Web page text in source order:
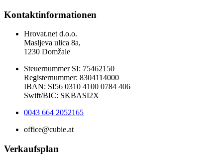
Kontaktinformationen
Hrovat.net d.o.o.
Masljeva ulica 8a,
1230 Domžale
Steuernummer SI: 75462150
Registernummer: 8304114000
IBAN: SI56 0310 4100 0784 406
Swift/BIC: SKBASI2X
0043 664 2052165
office@cubie.at
Verkaufsplan